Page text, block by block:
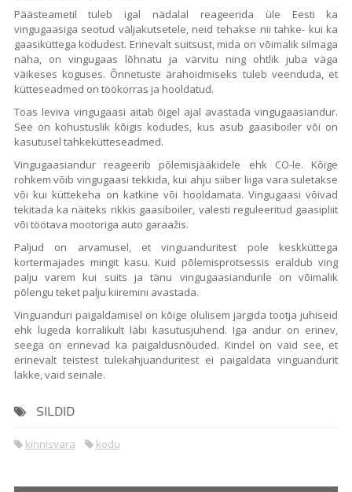
Päästeametil tuleb igal nädalal reageerida üle Eesti ka
vingugaasiga seotud väljakutsetele, neid tehakse nii tahke- kui ka
gaasiküttega kodudest. Erinevalt suitsust, mida on võimalik silmaga
näha, on vingugaas lõhnatu ja värvitu ning ohtlik juba väga
väikeses koguses. Õnnetuste ärahoidmiseks tuleb veenduda, et
kütteseadmed on töökorras ja hooldatud.
Toas leviva vingugaasi aitab õigel ajal avastada vingugaasiandur.
See on kohustuslik kõigis kodudes, kus asub gaasiboiler või on
kasutusel tahkekütteseadmed.
Vingugaasiandur reageerib põlemisjääkidele ehk CO-le. Kõige
rohkem võib vingugaasi tekkida, kui ahju siiber liiga vara suletakse
või kui küttekeha on katkine või hooldamata. Vingugaasi võivad
tekitada ka näiteks rikkis gaasiboiler, valesti reguleeritud gaasipliit
või töötava mootoriga auto garaažis.
Paljud on arvamusel, et vinguanduritest pole keskküttega
kortermajades mingit kasu. Kuid põlemisprotsessis eraldub ving
palju varem kui suits ja tänu vingugaasiandurile on võimalik
põlengu teket palju kiiremini avastada.
Vinguanduri paigaldamisel on kõige olulisem järgida tootja juhiseid
ehk lugeda korralikult läbi kasutusjuhend. Iga andur on erinev,
seega on erinevad ka paigaldusnõuded. Kindel on vaid see, et
erinevalt teistest tulekahjuanduritest ei paigaldata vinguandurit
lakke, vaid seinale.
SILDID
kinnisvara kodu